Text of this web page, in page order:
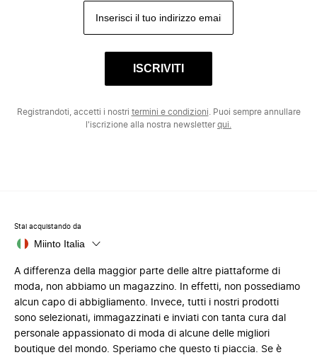
ISCRIVITI
Registrandoti, accetti i nostri termini e condizioni . Puoi sempre annullare
l'iscrizione alla nostra newsletterqui.
Stai acquistando da
Miinto Italia
A differenza della maggior parte delle altre piattaforme di
moda, non abbiamo un magazzino. In effetti, non possediamo
alcun capo di abbigliamento. Invece, tutti i nostri prodotti
sono selezionati, immagazzinati e inviati con tanta cura dal
personale appassionato di moda di alcune delle migliori
boutique del mondo. Speriamo che questo ti piaccia. Se è